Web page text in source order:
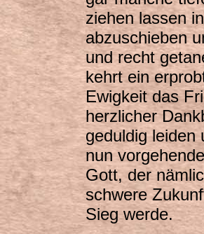
ziehen lassen
abzuschieben
und recht
kehrt ein
Ewigkeit das
herzlicher
geduldig leiden
nun
Gott, der
schwere
Sieg werde.